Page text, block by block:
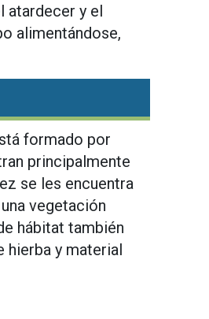
atardecer y el
alimentándose,
formado por
principalmente
se les encuentra
vegetación
hábitat también
hierba y material